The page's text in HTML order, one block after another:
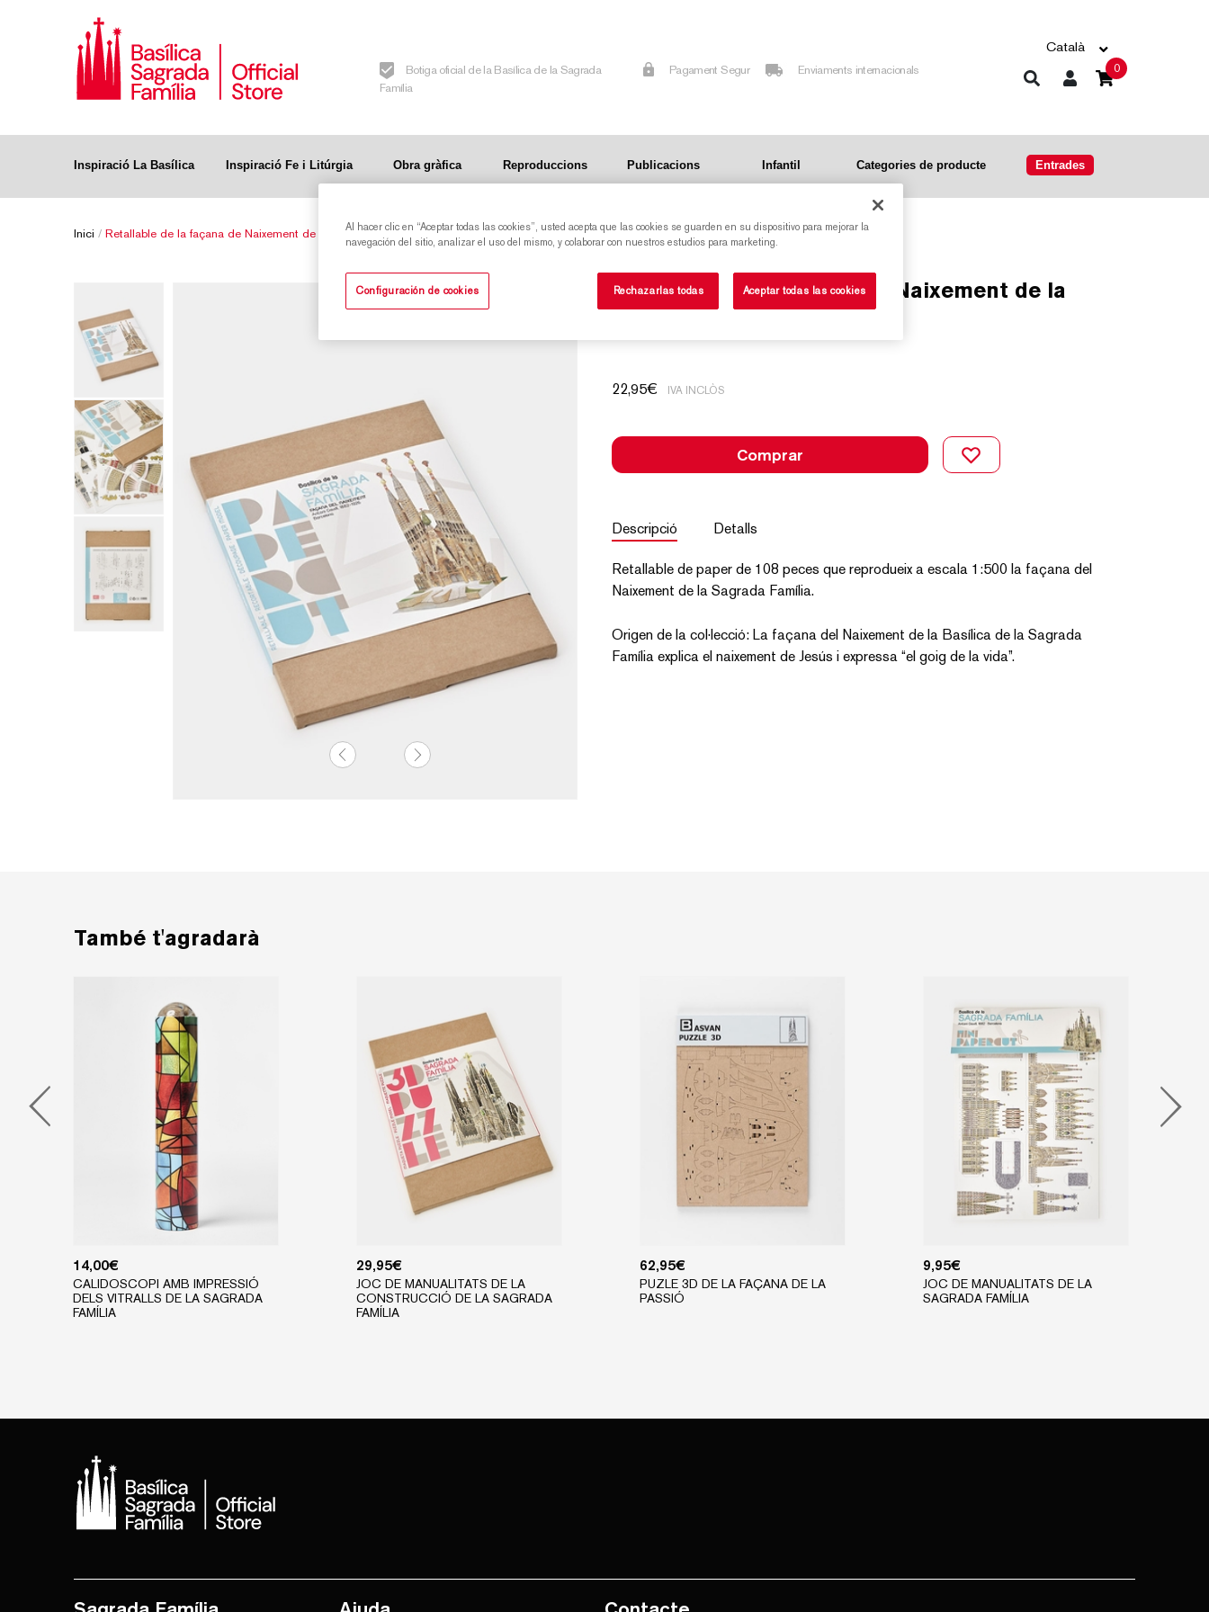
Botiga oficial de la Basílica de la Sagrada
Família
Pagament Segur Enviaments internacionals
Català
0
Inspiració La Basílica Inspiració Fe i Litúrgia Obra gràfica Reproduccions Publicacions Infantil Categories de producte Entrades
Inici / Retallable de la façana de Naixement de la Sagrada Família
Retallable de la façana de Naixement de la
Sagrada Família
22,95€ IVA INCLÒS
Comprar
Descripció Detalls
Retallable de paper de 108 peces que reprodueix a escala 1:500 la façana del
Naixement de la Sagrada Família.
Origen de la col·lecció: La façana del Naixement de la Basílica de la Sagrada
Família explica el naixement de Jesús i expressa “el goig de la vida”.
També t'agradarà
14,00€
CALIDOSCOPI AMB IMPRESSIÓ
DELS VITRALLS DE LA SAGRADA
FAMÍLIA
29,95€
JOC DE MANUALITATS DE LA
CONSTRUCCIÓ DE LA SAGRADA
FAMÍLIA
62,95€
PUZLE 3D DE LA FAÇANA DE LA
PASSIÓ
9,95€
JOC DE MANUALITATS DE LA
SAGRADA FAMÍLIA
Al hacer clic en “Aceptar todas las cookies”, usted acepta que las cookies se guarden en su dispositivo para mejorar la
navegación del sitio, analizar el uso del mismo, y colaborar con nuestros estudios para marketing.
Configuración de cookies Rechazarlas todas Aceptar todas las cookies